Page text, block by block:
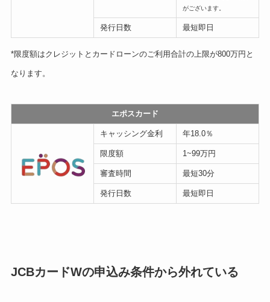
がございます。
発行日数 最短即日
*限度額はクレジットとカードローンのご利用合計の上限が800万円と
なります。
エポスカード
キャッシング金利 年18.0％
限度額 1~99万円
審査時間 最短30分
発行日数 最短即日
JCBカードWの申込み条件から外れている